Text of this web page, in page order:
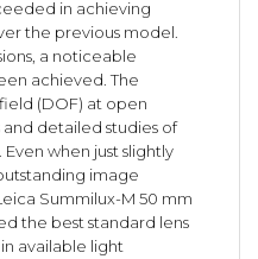
in achieving
the previous model.
a noticeable
achieved. The
(DOF) at open
detailed studies of
when just slightly
image
Summilux-M 50 mm
the best standard lens
available light